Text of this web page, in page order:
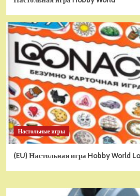
Настольные игры
(EU) Настольная игра Hobby World